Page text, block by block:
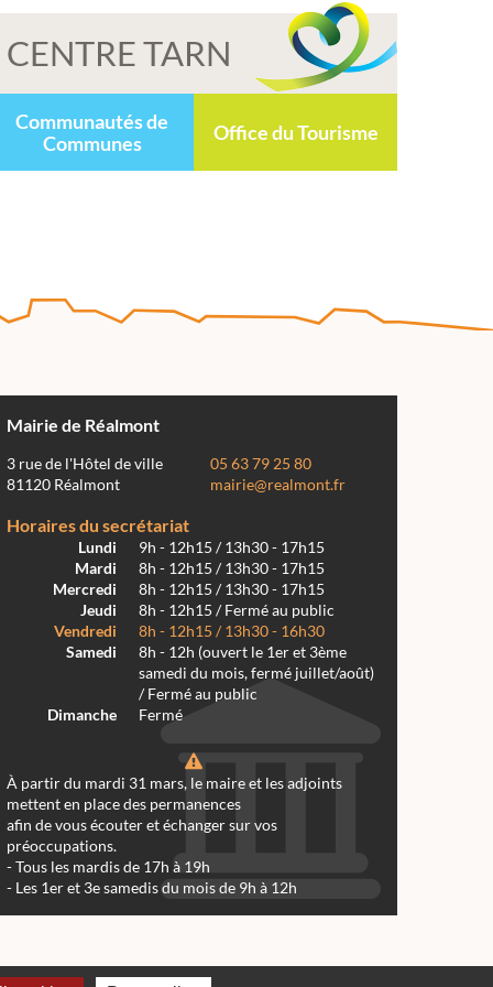
CENTRE TARN
Communautés de
Communes
Office du Tourisme
Mairie de Réalmont
3 rue de l'Hôtel de ville
81120 Réalmont
05 63 79 25 80
mairie@realmont.fr
Horaires du secrétariat
Lundi
9h - 12h15 / 13h30 - 17h15
Mardi
8h - 12h15 / 13h30 - 17h15
Mercredi
8h - 12h15 / 13h30 - 17h15
Jeudi
8h - 12h15 / Fermé au public
Vendredi
8h - 12h15 / 13h30 - 16h30
Samedi
8h - 12h (ouvert le 1er et 3ème
samedi du mois, fermé juillet/août)
/ Fermé au public
Dimanche
Fermé
À partir du mardi 31 mars, le maire et les adjoints
mettent en place des permanences
afin de vous écouter et échanger sur vos
préoccupations.
- Tous les mardis de 17h à 19h
- Les 1er et 3e samedis du mois de 9h à 12h